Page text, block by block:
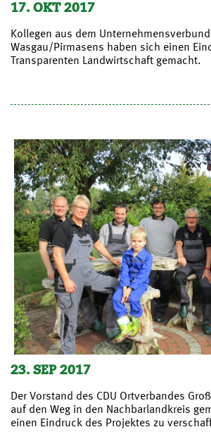
17. OKT 2017
Kollegen aus dem Unternehmensverbund
Wasgau/Pirmasens haben sich einen
Transparenten Landwirtschaft gemacht.
23. SEP 2017
Der Vorstand des CDU Ortverbandes
auf den Weg in den Nachbarlandkreis
einen Eindruck des Projektes zu